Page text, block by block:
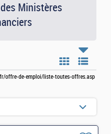
Ministères
offre-de-emploi/liste-toutes-offres.asp